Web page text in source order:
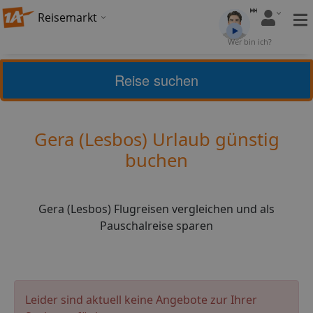
Reisemarkt
Wer bin ich?
Lesbos
Bewertung:4,2 (5) Bewerten
Gera (Lesbos) Urlaub günstig
buchen
Gera (Lesbos) Flugreisen vergleichen und als
Pauschalreise sparen
Reise suchen
Leider sind aktuell keine Angebote zur Ihrer